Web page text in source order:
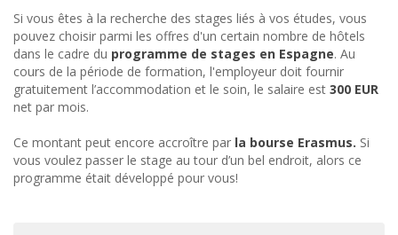
Si vous êtes à la recherche des stages liés à vos études, vous
pouvez choisir parmi les offres d'un certain nombre de hôtels
dans le cadre du programme de stages en Espagne. Au
cours de la période de formation, l'employeur doit fournir
gratuitement l’accommodation et le soin, le salaire est 300 EUR
net par mois.
Ce montant peut encore accroître par la bourse Erasmus. Si
vous voulez passer le stage au tour d’un bel endroit, alors ce
programme était développé pour vous!